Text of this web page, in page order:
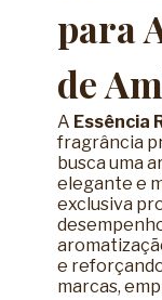
para
de
A Essência
fragrância
busca uma
elegante e
exclusiva
e
marcas,